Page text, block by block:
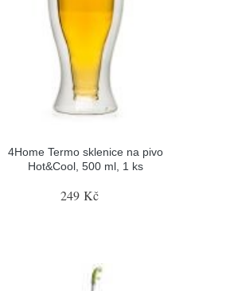
4Home Termo sklenice na pivo
Hot&Cool, 500 ml, 1 ks
249 Kč